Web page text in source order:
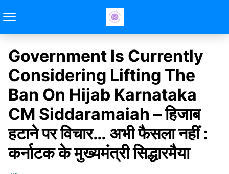
Government Is Currently
Considering Lifting The
Ban On Hijab Karnataka
CM Siddaramaiah – हिजाब
हटाने पर विचार… अभी फैसला नहीं :
कर्नाटक के मुख्यमंत्री सिद्धारमैया